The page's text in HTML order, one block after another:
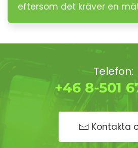
eftersom det kräver en
Telefon:
+46 8-501
Kontakta